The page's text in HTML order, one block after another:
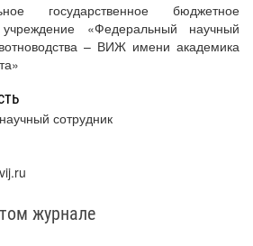
государственное бюджетное
«Федеральный научный
– ВИЖ имени академика
сотрудник
журнале